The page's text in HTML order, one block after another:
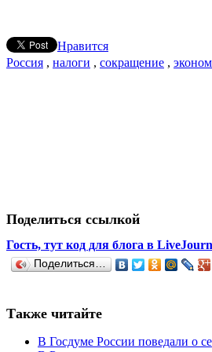
Нравится
Россия , налоги , сокращение ,
Поделиться ссылкой
Гость, тут код для блога в
Поделиться…
Также читайте
В Госдуме России поведали о